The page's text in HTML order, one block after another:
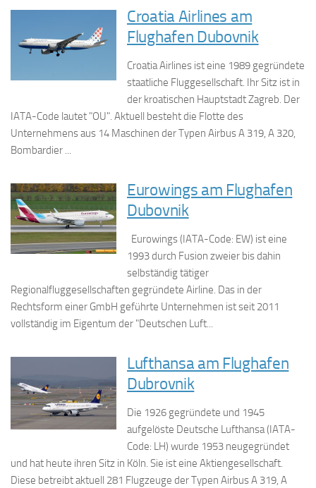
Croatia Airlines am
Flughafen Dubovnik
Croatia Airlines ist eine 1989 gegründete
staatliche Fluggesellschaft. Ihr Sitz ist in
der kroatischen Hauptstadt Zagreb. Der
IATA-Code lautet "OU". Aktuell besteht die Flotte des
Unternehmens aus 14 Maschinen der Typen Airbus A 319, A 320,
Bombardier ...
Eurowings am Flughafen
Dubovnik
Eurowings (IATA-Code: EW) ist eine
1993 durch Fusion zweier bis dahin
selbständig tätiger
Regionalfluggesellschaften gegründete Airline. Das in der
Rechtsform einer GmbH geführte Unternehmen ist seit 2011
vollständig im Eigentum der "Deutschen Luft...
Lufthansa am Flughafen
Dubrovnik
Die 1926 gegründete und 1945
aufgelöste Deutsche Lufthansa (IATA-
Code: LH) wurde 1953 neugegründet
und hat heute ihren Sitz in Köln. Sie ist eine Aktiengesellschaft.
Diese betreibt aktuell 281 Flugzeuge der Typen Airbus A 319, A